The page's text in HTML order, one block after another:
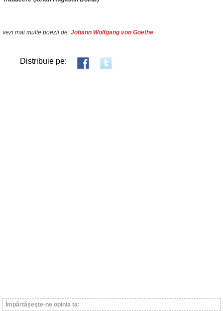
vezi mai multe poezii de: Johann Wolfgang von Goethe
Distribuie pe:
Împărtăşeşte-ne opinia ta: